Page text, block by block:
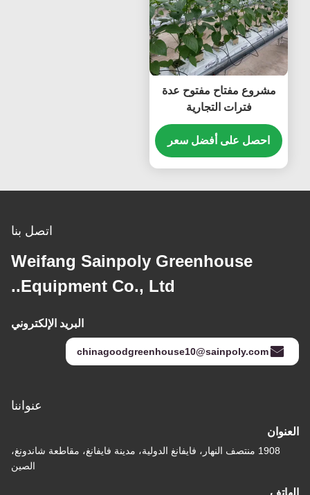
مشروع مفتاح مفتوح عدة
فترات التجارية
الهيدروبونيكية الدفيئة العزل
ضد الماء
احصل على أفضل سعر
اتصل بنا
Weifang Sainpoly Greenhouse
Equipment Co., Ltd..
البريد الإلكتروني
chinagoodgreenhouse10@sainpoly.com
عنواننا
العنوان
1908 منتصف النهار، فايفانغ الدولية، مدينة فايفانغ، مقاطعة شاندونغ،
الصين
الهاتف